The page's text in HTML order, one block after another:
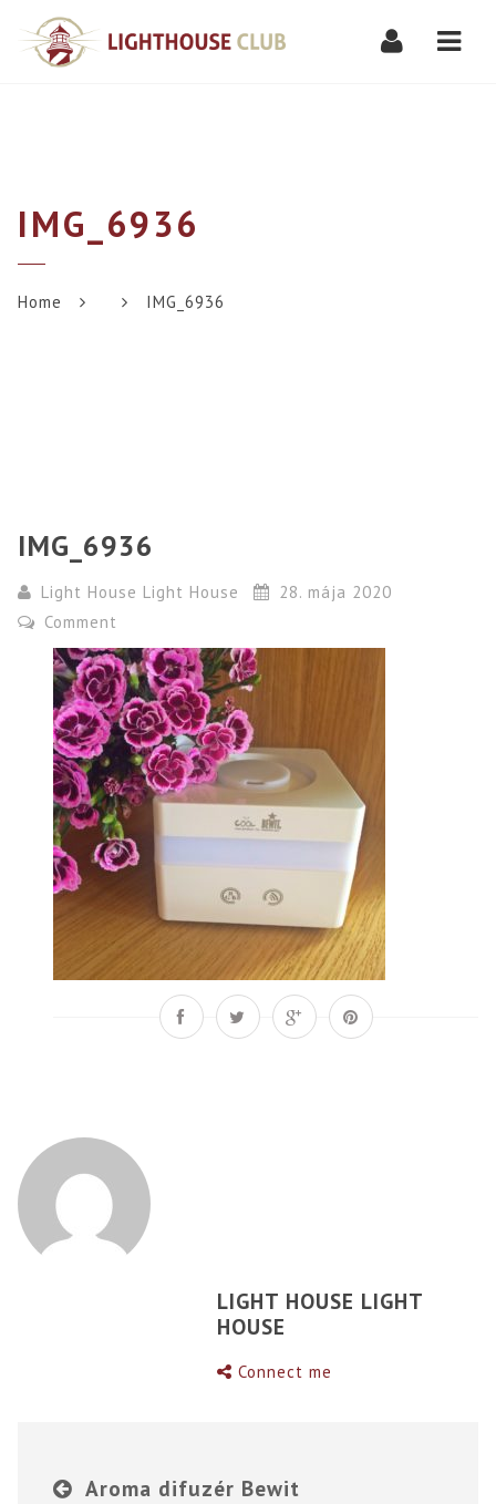
IMG_6936
Home IMG_6936
IMG_6936
Light House Light House
28. mája 2020
Comment
LIGHT HOUSE LIGHT
HOUSE
Connect me
Aroma difuzér Bewit